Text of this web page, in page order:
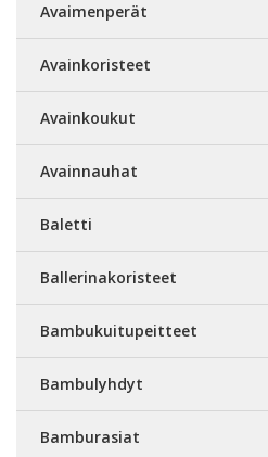
Avaimenperät
Avainkoristeet
Avainkoukut
Avainnauhat
Baletti
Ballerinakoristeet
Bambukuitupeitteet
Bambulyhdyt
Bamburasiat